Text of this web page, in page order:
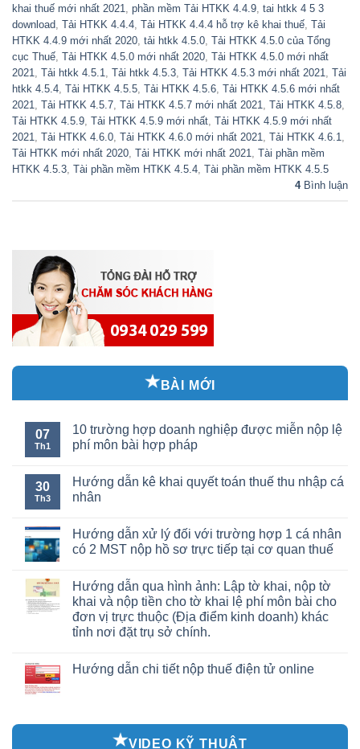
khai thuế mới nhất 2021, phần mềm Tải HTKK 4.4.9, tai htkk 4 5 3
download, Tải HTKK 4.4.4, Tải HTKK 4.4.4 hỗ trợ kê khai thuế, Tải
HTKK 4.4.9 mới nhất 2020, tải htkk 4.5.0, Tải HTKK 4.5.0 của Tổng
cục Thuế, Tải HTKK 4.5.0 mới nhất 2020, Tải HTKK 4.5.0 mới nhất
2021, Tải htkk 4.5.1, Tải htkk 4.5.3, Tải HTKK 4.5.3 mới nhất 2021, Tải
htkk 4.5.4, Tải HTKK 4.5.5, Tải HTKK 4.5.6, Tải HTKK 4.5.6 mới nhất
2021, Tải HTKK 4.5.7, Tải HTKK 4.5.7 mới nhất 2021, Tải HTKK 4.5.8,
Tải HTKK 4.5.9, Tải HTKK 4.5.9 mới nhất, Tải HTKK 4.5.9 mới nhất
2021, Tải HTKK 4.6.0, Tải HTKK 4.6.0 mới nhất 2021, Tải HTKK 4.6.1,
Tải HTKK mới nhất 2020, Tải HTKK mới nhất 2021, Tài phần mềm
HTKK 4.5.3, Tài phần mềm HTKK 4.5.4, Tài phần mềm HTKK 4.5.5
4Bình luận
BÀI MỚI
07
Th1
10 trường hợp doanh nghiệp được miễn nộp lệ
phí môn bài hợp pháp
30
Th3
Hướng dẫn kê khai quyết toán thuế thu nhập cá
nhân
Hướng dẫn xử lý đối với trường hợp 1 cá nhân
có 2 MST nộp hồ sơ trực tiếp tại cơ quan thuế
Hướng dẫn qua hình ảnh: Lập tờ khai, nộp tờ
khai và nộp tiền cho tờ khai lệ phí môn bài cho
đơn vị trực thuộc (Địa điểm kinh doanh) khác
tỉnh nơi đặt trụ sở chính.
Hướng dẫn chi tiết nộp thuế điện tử online
VIDEO KỸ THUẬT